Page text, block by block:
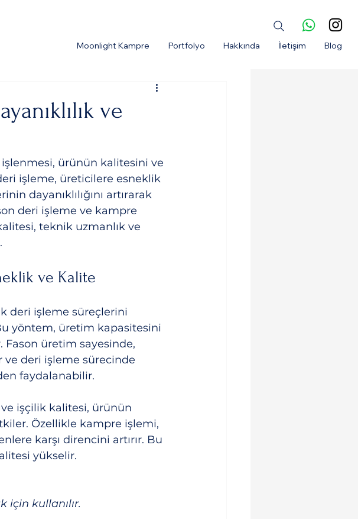
Moonlight Kampre Portfolyo Hakkında İletişim Blog
ve
ürünün kalitesini ve
işleme, üreticilere esneklik
dayanıklılığını artırarak
deri işleme ve kampre
teknik uzmanlık ve
ve Kalite
deri işleme süreçlerini
yöntem, üretim kapasitesini
Fason üretim sayesinde,
deri işleme sürecinde
faydalanabilir.
işçilik kalitesi, ürünün
Özellikle kampre işlemi,
karşı direncini artırır. Bu
yükselir.
için kullanılır.